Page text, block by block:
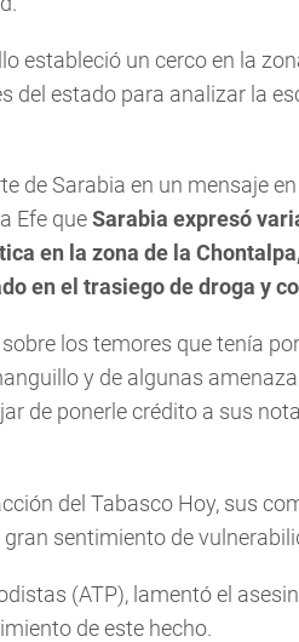
estableció un cerco en la
del estado para analizar la
de Sarabia en un mensaje
Efe queSarabia expresó
en la zona de la
en el trasiego de droga y
los temores que tenía
y de algunas
de ponerle crédito a sus
del Tabasco Hoy, sus
sentimiento de
(ATP), lamentó el
de este hecho.